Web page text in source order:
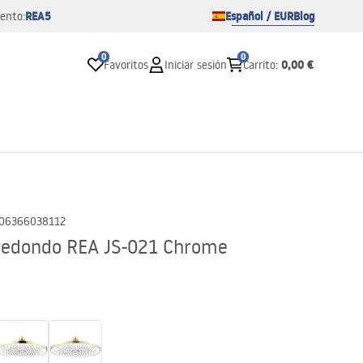
REA5 Español / EURBlog
0
Favoritos Iniciar sesión
0
Carrito: 0,00 €
REA JS-021 Chrome